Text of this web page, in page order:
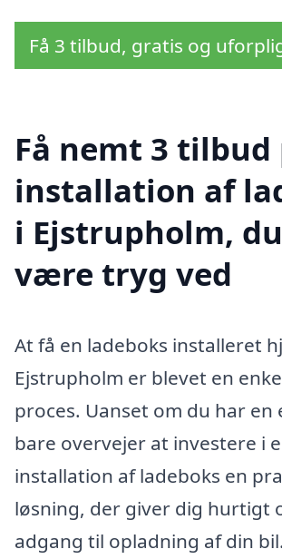
Få 3 tilbud, gratis og
Få nemt 3 tilbud
installation af
i Ejstrupholm,
være tryg ved
At få en ladeboks installeret
Ejstrupholm er blevet en
proces. Uanset om du har en
bare overvejer at investere i
installation af ladeboks en
løsning, der giver dig hurtigt
adgang til opladning af din